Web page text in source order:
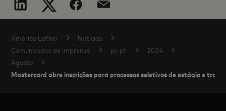
América Latina
Notícias
Comunicados de imprensa
pr-pt
2024
Agosto
Mastercard abre inscrições para processos seletivos de estágio e